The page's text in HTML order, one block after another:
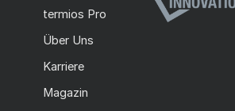
termios Pro
Über Uns
Karriere
Magazin